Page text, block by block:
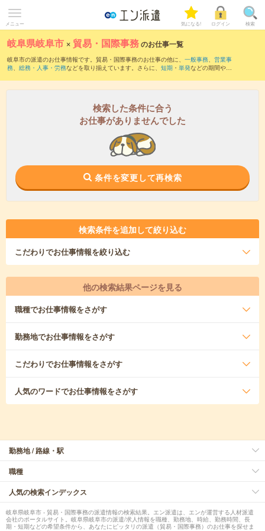
メニュー 気になる! ログイン 検索
岐阜県岐阜市 × 貿易・国際事務のお仕事一覧
岐阜市の派遣のお仕事情報です。貿易・国際事務のお仕事の他に、 一般事務、 営業事
務、 総務・人事・労務などを取り揃えています。さらに、 短期 ・ 単発などの期間や、
検索した条件に合う
お仕事がありませんでした
条件を変更して再検索
検索条件を追加して絞り込む
こだわりでお仕事情報を絞り込む
他の検索結果ページを見る
職種でお仕事情報をさがす
勤務地でお仕事情報をさがす
こだわりでお仕事情報をさがす
人気のワードでお仕事情報をさがす
勤務地 / 路線・駅
職種
人気の検索インデックス
岐阜県岐阜市 - 貿易・国際事務の派遣情報の検索結果。エン派遣は、エンが運営する人材派遣
会社のポータルサイト。岐阜県岐阜市の派遣/求人情報を職種、勤務地、時給、勤務時間、長
期・短期などの希望条件から、あなたにピッタリの派遣（貿易・国際事務）のお仕事を探せま